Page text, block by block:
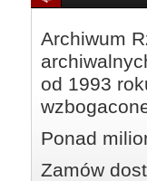
Archiwum
od 1993
Ponad
Zamów